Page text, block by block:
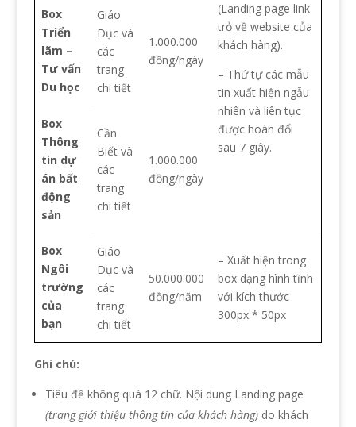
(Landing page link
trỏ về website của
khách hàng).
– Thứ tự các mẫu
tin xuất hiện ngẫu
nhiên và liên tục
được hoán đổi
sau 7 giây.
Box
Triển
lãm –
Tư vấn
Du học
Giáo
Dục và
các
trang
chi tiết
1.000.000
đồng/ngày
Box
Thông
tin dự
án bất
động
sản
Cần
Biết và
các
trang
chi tiết
1.000.000
đồng/ngày
Box
Ngôi
trường
của
bạn
Giáo
Dục và
các
trang
chi tiết
50.000.000
đồng/năm
– Xuất hiện trong
box dạng hình tĩnh
với kích thước
300px * 50px
Ghi chú:
Tiêu đề không quá 12 chữ. Nội dung Landing page
(trang giới thiệu thông tin của khách hàng)do khách